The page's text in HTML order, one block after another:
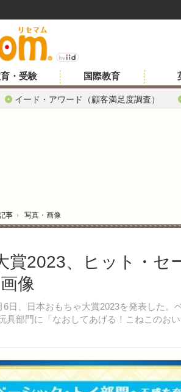
イード・アワード（顧客満足度調査）
・受験 国際教育
事 › 写真・画像
賞2023、ヒット・セ
像
日、日本おもちゃ大賞2023を発表した。
具部門に「なおしてあげる！こねこのお